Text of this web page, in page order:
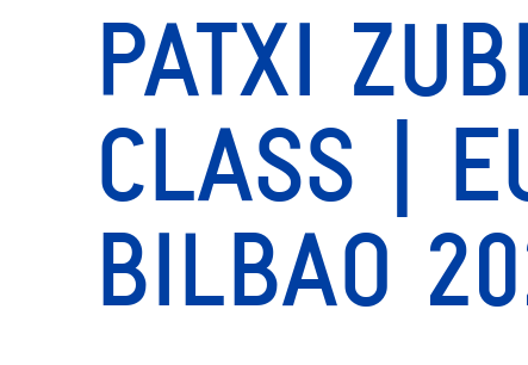
PATXI
CLASS |
BILBAO